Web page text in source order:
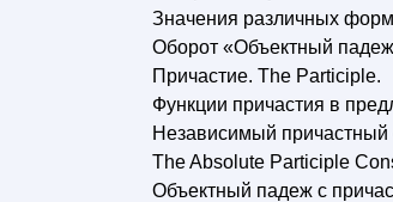
Значения различных
Оборот «Объектный
Причастие. The Participle.
Функции причастия в
Независимый причастный
The Absolute Participle
Объектный падеж с